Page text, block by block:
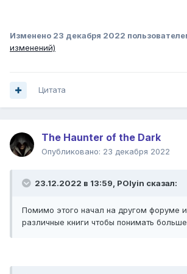
Изменено 23 декабря 2022
изменений)
Цитата
The Haunter of the Dark
Опубликовано: 23 декабря 2022
23.12.2022 в 13:59, POlyin сказал:
Помимо этого начал на другом форуме
различные книги чтобы понимать